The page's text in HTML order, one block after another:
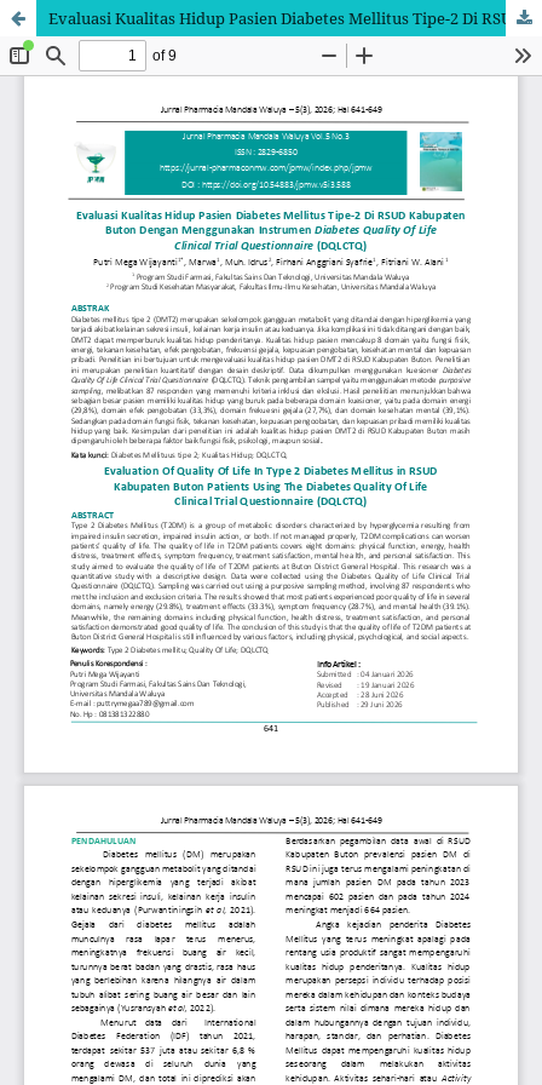
Evaluasi Kualitas Hidup Pasien Diabetes Mellitus Tipe-2 Di RSUD Kabupaten Buton Dengan Menggunakan Instrumen Diabetes Quality Of Life Clinical Trial Questionnaire (DQLCTQ)